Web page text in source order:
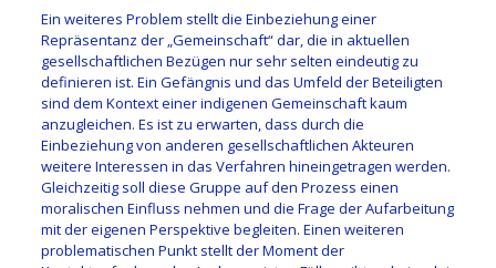
Ein weiteres Problem stellt die Einbeziehung einer
Repräsentanz der „Gemeinschaft“ dar, die in aktuellen
gesellschaftlichen Bezügen nur sehr selten eindeutig zu
definieren ist. Ein Gefängnis und das Umfeld der Beteiligten
sind dem Kontext einer indigenen Gemeinschaft kaum
anzugleichen. Es ist zu erwarten, dass durch die
Einbeziehung von anderen gesellschaftlichen Akteuren
weitere Interessen in das Verfahren hineingetragen werden.
Gleichzeitig soll diese Gruppe auf den Prozess einen
moralischen Einfluss nehmen und die Frage der Aufarbeitung
mit der eigenen Perspektive begleiten. Einen weiteren
problematischen Punkt stellt der Moment der